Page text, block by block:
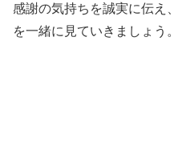
感謝の気持ちを誠実に伝え
を一緒に見ていきましょう。